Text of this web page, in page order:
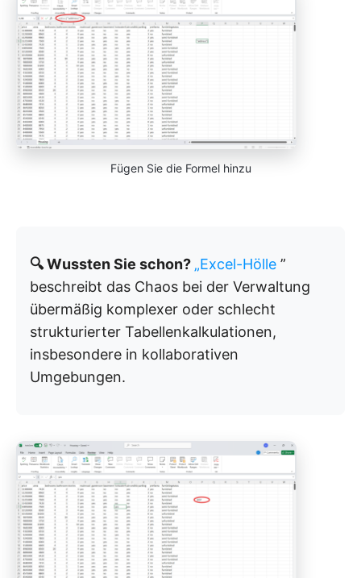
Fügen Sie die Formel hinzu
🔍 Wussten Sie schon? „Excel-Hölle ”
beschreibt das Chaos bei der Verwaltung
übermäßig komplexer oder schlecht
strukturierter Tabellenkalkulationen,
insbesondere in kollaborativen
Umgebungen.